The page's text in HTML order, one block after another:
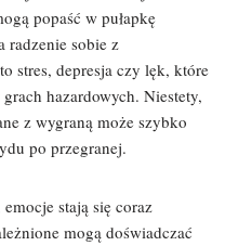
popaść w pułapkę
radzenie sobie z
stres, depresja czy lęk, które
hazardowych. Niestety,
z wygraną może szybko
po przegranej.
stają się coraz
mogą doświadczać